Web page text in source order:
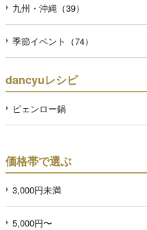
九州・沖縄（39）
季節イベント（74）
dancyuレシピ
ピェンロー鍋
価格帯で選ぶ
3,000円未満
5,000円〜